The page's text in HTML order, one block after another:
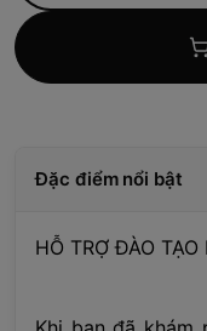
Đặc điểm nổi bật
HỖ TRỢ ĐÀO